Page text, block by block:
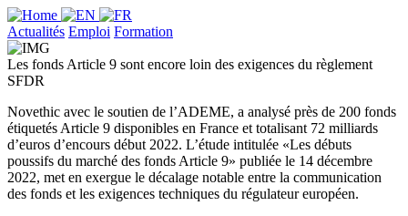
Actualités Emploi Formation
Les fonds Article 9 sont encore loin des exigences du règlement
SFDR
Novethic avec le soutien de l’ADEME, a analysé près de 200 fonds
étiquetés Article 9 disponibles en France et totalisant 72 milliards
d’euros d’encours début 2022. L’étude intitulée «Les débuts
poussifs du marché des fonds Article 9» publiée le 14 décembre
2022, met en exergue le décalage notable entre la communication
des fonds et les exigences techniques du régulateur européen.